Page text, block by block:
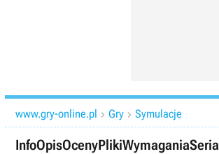
www.gry-online.pl  Gry  Symulacje
InfoOpisOcenyPlikiWymaganiaSeria